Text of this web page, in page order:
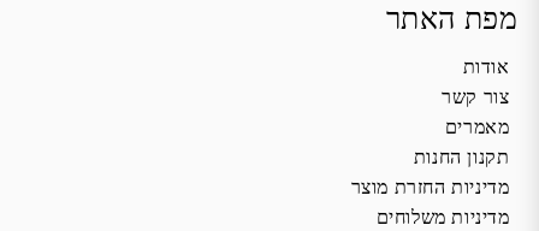
מפת האתר
אודות
צור קשר
מאמרים
תקנון החנות
מדיניות החזרת מוצר
מדיניות משלוחים